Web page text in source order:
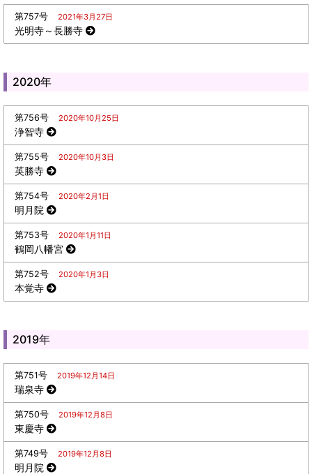
第757号 2021年3月27日
光明寺～長勝寺
2020年
第756号 2020年10月25日
浄智寺
第755号 2020年10月3日
英勝寺
第754号 2020年2月1日
明月院
第753号 2020年1月11日
鶴岡八幡宮
第752号 2020年1月3日
本覚寺
2019年
第751号 2019年12月14日
瑞泉寺
第750号 2019年12月8日
東慶寺
第749号 2019年12月8日
明月院